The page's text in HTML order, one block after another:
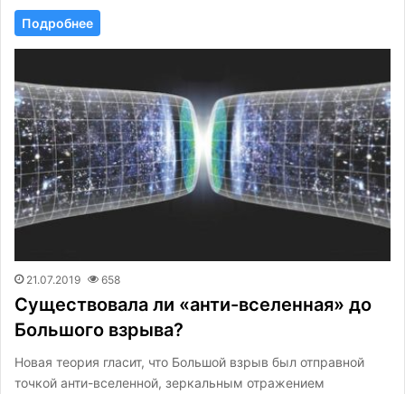
Подробнее
21.07.2019 658
Существовала ли «анти-вселенная» до
Большого взрыва?
Новая теория гласит, что Большой взрыв был отправной
точкой анти-вселенной, зеркальным отражением